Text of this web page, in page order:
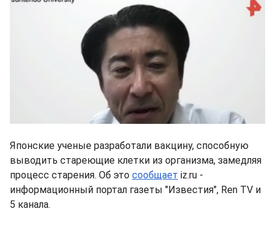
Японские ученые разработали вакцину, способную
выводить стареющие клетки из организма, замедляя
процесс старения. Об это сообщает iz.ru -
информационный портал газеты "Известия", Ren TV и
5 канала.